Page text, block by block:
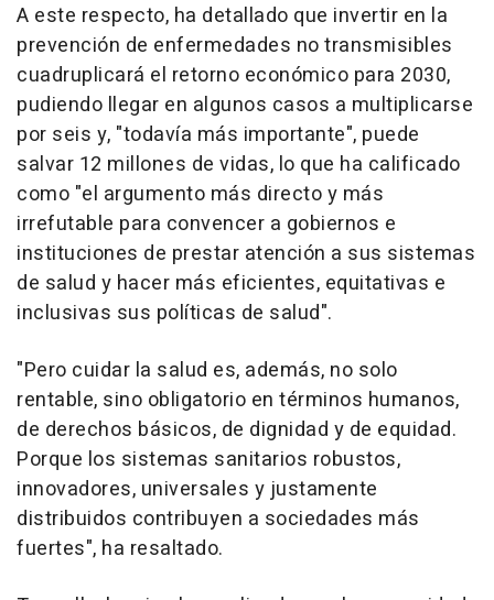
A este respecto, ha detallado que invertir en la
prevención de enfermedades no transmisibles
cuadruplicará el retorno económico para 2030,
pudiendo llegar en algunos casos a multiplicarse
por seis y, "todavía más importante", puede
salvar 12 millones de vidas, lo que ha calificado
como "el argumento más directo y más
irrefutable para convencer a gobiernos e
instituciones de prestar atención a sus sistemas
de salud y hacer más eficientes, equitativas e
inclusivas sus políticas de salud".
"Pero cuidar la salud es, además, no solo
rentable, sino obligatorio en términos humanos,
de derechos básicos, de dignidad y de equidad.
Porque los sistemas sanitarios robustos,
innovadores, universales y justamente
distribuidos contribuyen a sociedades más
fuertes", ha resaltado.